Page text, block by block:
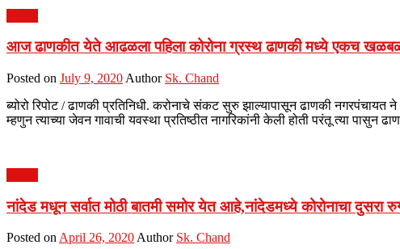
आज ढाणकीत येते आढळला पहिला कोरोना ग्रस्थ ढाणकी मध्ये एकच
Posted on July 9, 2020 Author Sk. Chand
ब्योरो रिपोट / ढाणकी प्रतिनिधी. करोनाचे संकट सुरु झाल्यापासून ढाणकी नगरपंचायत ने
म्हणुन त्याच्या जेवन गावाची यवस्था प्रतिष्ठीत नागरिकांनी केली होती परंतू त्या पासुन
नांदेड मधून सर्वात मोठी बातमी समोर येत आहे,नांदेडमध्ये कोरोनाचा
Posted onApril 26, 2020Author Sk. Chand